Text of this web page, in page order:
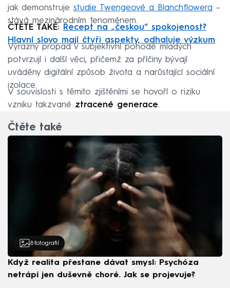
jak demonstruje studie Twengeové a Blanchflowera –
stává mezinárodním fenoménem.
ČTĚTE TAKÉ:
Recept na „českou“ spokojenost?
Hlavní slovo mají čtyři aspekty, odhaluje výzkum
Výrazný propad v subjektivní pohodě mladých
potvrzují i další věci, přičemž za příčiny bývají
uváděny digitální způsob života a narůstající sociální
izolace.
V souvislosti s těmito zjištěními se hovoří o riziku
vzniku takzvané ztracené generace.
Čtěte také
8 fotografií
Když realita přestane dávat smysl: Psychóza
netrápí jen duševně choré. Jak se projevuje?